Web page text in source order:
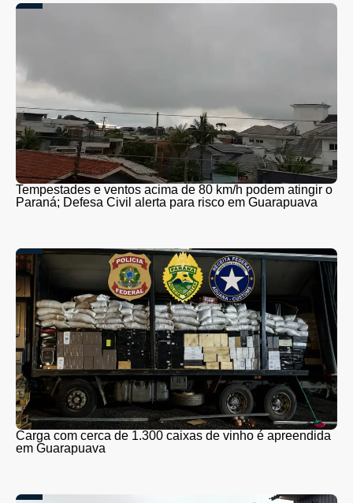
Tempestades e ventos acima de 80 km/h podem atingir o
Paraná; Defesa Civil alerta para risco em Guarapuava
Carga com cerca de 1.300 caixas de vinho é apreendida
em Guarapuava